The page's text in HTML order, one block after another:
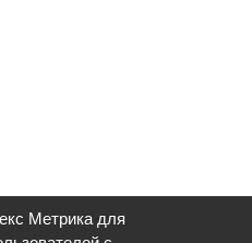
Метрика для